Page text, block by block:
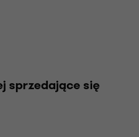
sprzedające się